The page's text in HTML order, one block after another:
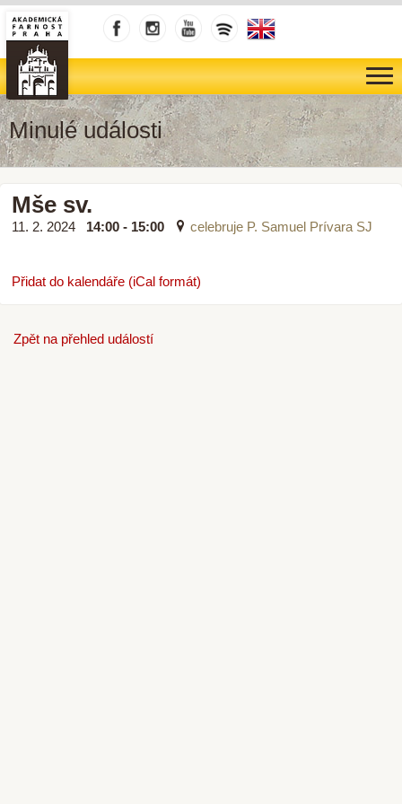
Minulé události
Mše sv.
11. 2. 2024 14:00 - 15:00 celebruje P. Samuel Prívara SJ
Přidat do kalendáře (iCal formát)
Zpět na přehled událostí